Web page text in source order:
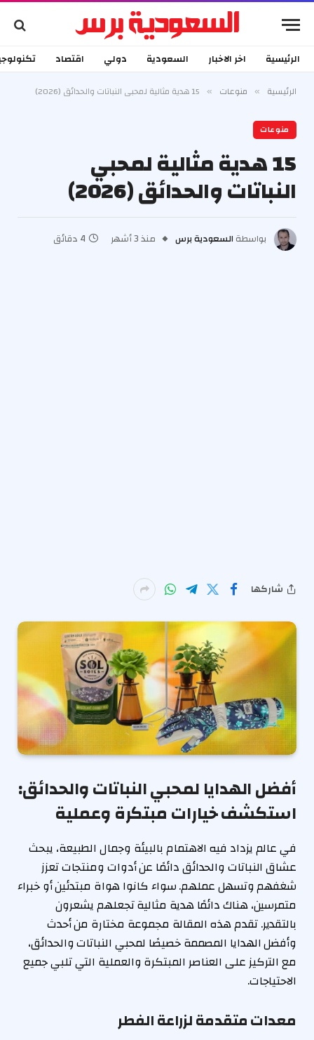
الرئيسية اخر الاخبار السعودية دولي اقتصاد
الرئيسية » منوعات » 15 هدية مثالية لمحبي النباتات والحدائق (2026)
منوعات
15 هدية مثالية لمحبي
النباتات والحدائق (2026)
بواسطة السعودية برس منذ 3 أشهر 4 دقائق
شاركها
أفضل الهدايا لمحبي النباتات والحدائق:
استكشف خيارات مبتكرة وعملية
في عالم يزداد فيه الاهتمام بالبيئة وجمال الطبيعة، يبحث
عشاق النباتات والحدائق دائمًا عن أدوات ومنتجات تعزز
شغفهم وتسهل عملهم. سواء كانوا هواة مبتدئين أو خبراء
متمرسين، هناك دائمًا هدية مثالية تجعلهم يشعرون
بالتقدير. تقدم هذه المقالة مجموعة مختارة من أحدث
وأفضل الهدايا المصممة خصيصًا لمحبي النباتات والحدائق،
مع التركيز على العناصر المبتكرة والعملية التي تلبي جميع
الاحتياجات.
معدات متقدمة لزراعة الفطر